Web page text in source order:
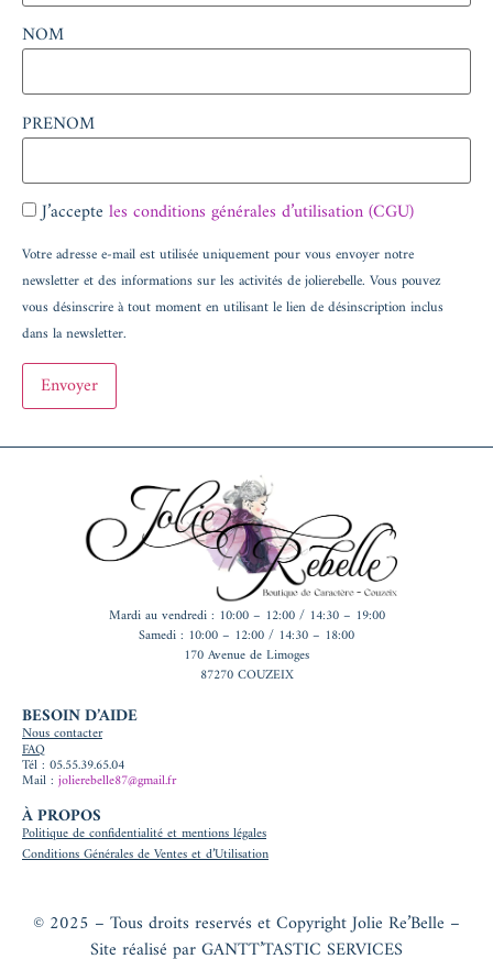
NOM
PRENOM
J’accepte les conditions générales d’utilisation (CGU)
Votre adresse e‑mail est utilisée uniquement pour vous envoyer notre
newsletter et des informations sur les activités de jolierebelle. Vous pouvez
vous désinscrire à tout moment en utilisant le lien de désinscription inclus
dans la newsletter.
Mardi au vendredi : 10:00 – 12:00 / 14:30 – 19:00
Samedi : 10:00 – 12:00 / 14:30 – 18:00
170 Avenue de Limoges
87270 COUZEIX
BESOIN D’AIDE
Nous contacter
FAQ
Tél : 05.55.39.65.04
Mail : jolierebelle87@gmail.fr
À PROPOS
Politique de confidentialité et mentions légales
Conditions Générales de Ventes et d’Utilisation
© 2025 – Tous droits reservés et Copyright Jolie Re’Belle –
Site réalisé parGANTT’TASTIC SERVICES